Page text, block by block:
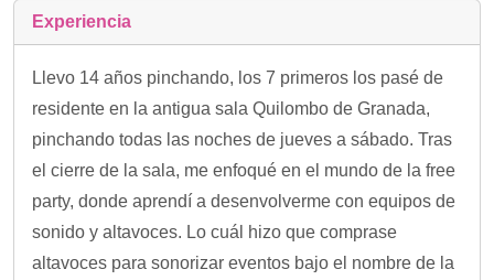
Experiencia
Llevo 14 años pinchando, los 7 primeros los pasé de
residente en la antigua sala Quilombo de Granada,
pinchando todas las noches de jueves a sábado. Tras
el cierre de la sala, me enfoqué en el mundo de la free
party, donde aprendí a desenvolverme con equipos de
sonido y altavoces. Lo cuál hizo que comprase
altavoces para sonorizar eventos bajo el nombre de la